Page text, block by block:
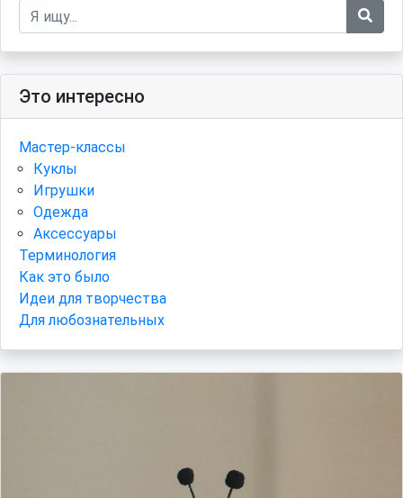
Это интересно
Мастер-классы
Куклы
Игрушки
Одежда
Аксессуары
Терминология
Как это было
Идеи для творчества
Для любознательных